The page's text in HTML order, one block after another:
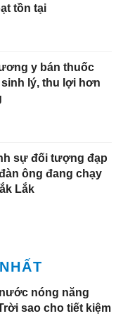
tồn tại
y bán thuốc
lý, thu lợi hơn
sự đối tượng đạp
ông đang chạy
Lắk
nóng năng
sao cho tiết kiệm